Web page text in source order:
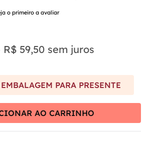
o primeiro a avaliar
R$ 59,50 sem juros
PARA PRESENTE
AO CARRINHO